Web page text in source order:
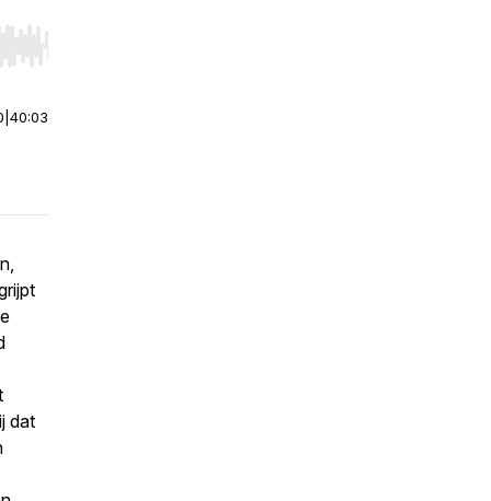
Hold shift to jump forward or backward.
40:03
dat